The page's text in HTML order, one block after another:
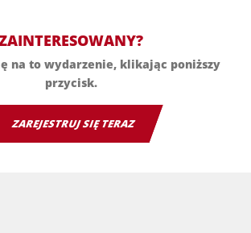
na to wydarzenie, klikając poniższy
przycisk.
ZAREJESTRUJ SIĘ TERAZ